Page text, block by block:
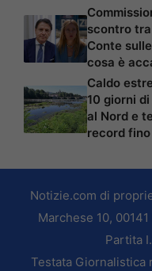
scontro
Conte
cosa è
Caldo
10 giorni
al Nord e
record
Notizie.com di
Marchese 10,
Partita
Testata Giornalistica